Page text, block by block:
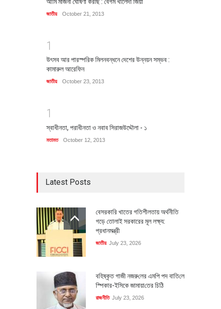
জাতীয় October 21, 2013
1
উৎসব আর পারস্পরিক মিলনবন্ধনে দেশের উন্নয়ন সম্ভব :
কামারুল আরেফিন
জাতীয় October 23, 2013
1
স্বাধীনতা, পরাধীনতা ও নবাব সিরাজউদ্দৌলা - ১
মতামত October 12, 2013
Latest Posts
বেসরকারি খাতের গতিশীলতায় অর্থনীতি
গড়ে তোলাই সরকারের মূল লক্ষ্য:
প্রধানমন্ত্রী
জাতীয় July 23, 2026
বহিষ্কৃত গাজী নজরু‌লের এম‌পি পদ বা‌তি‌লে
স্পিকার-ইসিকে জামায়া‌তের চি‌ঠি
রাজনীতি July 23, 2026